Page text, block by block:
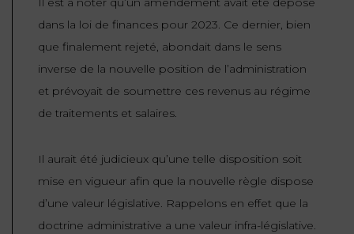
dans la loi de finances pour 2023. Ce dernier, bien
que finalement rejeté, abondait dans le sens
inverse de la nouvelle position de l’administration
et prévoyait de soumettre ces revenus au régime
de traitements et salaires.
Il aurait été judicieux qu’une telle disposition soit
mise en vigueur afin que la nouvelle règle dispose
d’une valeur législative. Rappelons en effet que la
doctrine administrative a une valeur infra-législative.